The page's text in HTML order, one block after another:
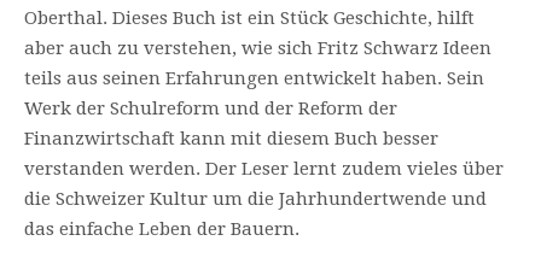
Oberthal. Dieses Buch ist ein Stück Geschichte, hilft
aber auch zu verstehen, wie sich Fritz Schwarz Ideen
teils aus seinen Erfahrungen entwickelt haben. Sein
Werk der Schulreform und der Reform der
Finanzwirtschaft kann mit diesem Buch besser
verstanden werden. Der Leser lernt zudem vieles über
die Schweizer Kultur um die Jahrhundertwende und
das einfache Leben der Bauern.